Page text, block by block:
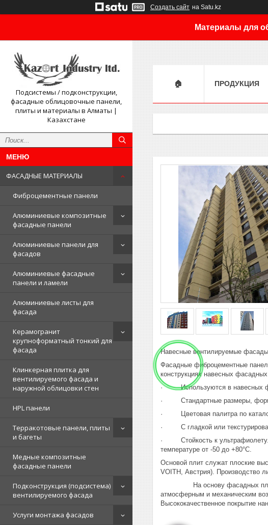
Создать сайт на Satu.kz
Материалы для
Подсистемы / подконструкции,
фасадные облицовочные панели,
плиты и материалы в Алматы |
Казахстане
ФАСАДНЫЕ МАТЕРИАЛЫ
Фиброцементные панели
Алюминиевые композитные
фасадные панели
Алюминиевые панели для
фасадов
Алюминиевые фасадные
панели и ламели
Алюминиевые листы для
фасада
Керамогранит
крупноформатный тонкий для
фасада
Клинкерная плитка для
вентилируемого фасада и
наружной облицовки стен
HPL панели
Терракотовые панели, плиты
и багеты
Медные композитные
фасадные панели
Подконструкция (подсистема)
вентилируемого фасада
Услуги монтажа фасадов
🏠 ПРОДУКЦИЯ
Навесные вентилируемые
Фасадные фиброцементные
конструкциях навесных
· Используются в навесных
· Стандартные размеры,
· Цветовая палитра по
· С гладкой или
· Стойкость к ультрафиолету.
температуре от -50 до +80°С.
Основой плит служат плоские
VOITH, Австрия). Производство
На основу фасадных плит
атмосферным и механическим
Высококачественное покрытие